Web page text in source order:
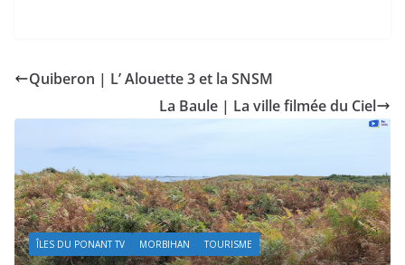
Quiberon | L’ Alouette 3 et la SNSM
La Baule | La ville filmée du Ciel
ÎLES DU PONANT TV MORBIHAN TOURISME